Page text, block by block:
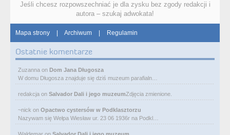
Jeśli chcesz rozpowszechniać je dla zysku bez zgody redakcji i
autora – szukaj adwokata!
Mapa strony | Archiwum | Regulamin
Ostatnie komentarze
Zuzanna on Dom Jana Długosza
W domu Długosza znajduje się dziś muzeum parafialn…
redakcja on Salvador Dali i jego muzeumZdjęcia zmienione.
~nick on Opactwo cystersów w Podklasztorzu
Nazywam się Wełpa Wiesław ur. 23 06 1936r na Podkl…